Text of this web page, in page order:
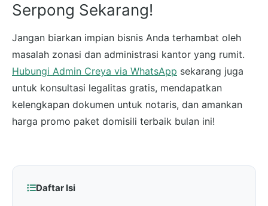
Serpong Sekarang!
Jangan biarkan impian bisnis Anda terhambat oleh
masalah zonasi dan administrasi kantor yang rumit.
Hubungi Admin Creya via WhatsApp sekarang juga
untuk konsultasi legalitas gratis, mendapatkan
kelengkapan dokumen untuk notaris, dan amankan
harga promo paket domisili terbaik bulan ini!
Daftar Isi